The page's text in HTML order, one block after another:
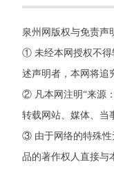
泉州网版权与免责声
① 未经本网授权不得
述声明者，本网将追
② 凡本网注明“来源
转载网站、媒体、当
③ 由于网络的特殊性
品的著作权人直接与